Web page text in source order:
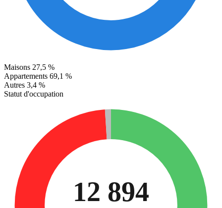
Maisons 27,5 %
Appartements 69,1 %
Autres 3,4 %
Statut d'occupation
12 894